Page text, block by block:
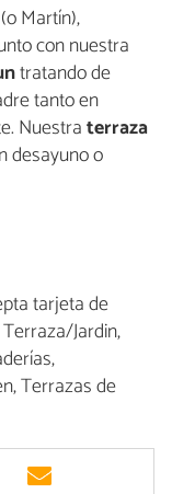
Martín),
con nuestra
tratando de
tanto en
Nuestraterraza
desayuno o
tarjeta de
Jardin,
Terrazas de